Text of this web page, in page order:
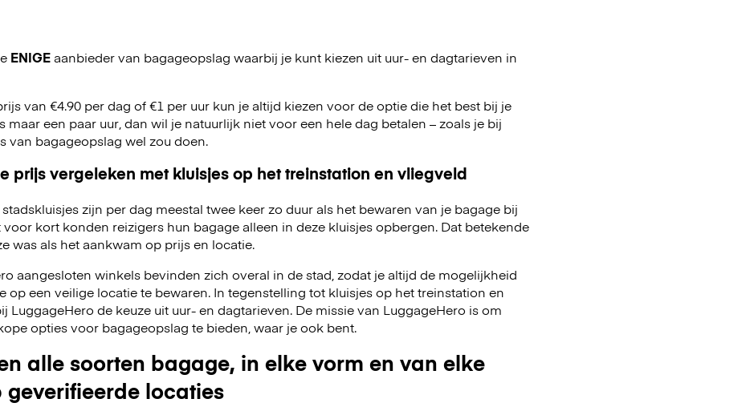
ENIGEaanbieder van bagageopslag waarbij je kunt kiezen uit uur- en dagtarieven in
van €4.90 per dag of €1 per uur kun je altijd kiezen voor de optie die het best bij je
maar een paar uur, dan wil je natuurlijk niet voor een hele dag betalen – zoals je bij
van bagageopslag wel zou doen.
prijs vergeleken met kluisjes op het treinstation en vliegveld
zijn per dag meestal twee keer zo duur als het bewaren van je bagage bij
voor kort konden reizigers hun bagage alleen in deze kluisjes opbergen. Dat betekende
was als het aankwam op prijs en locatie.
aangesloten winkels bevinden zich overal in de stad, zodat je altijd de mogelijkheid
op een veilige locatie te bewaren. In tegenstelling tot kluisjes op het treinstation en
LuggageHero de keuze uit uur- en dagtarieven. De missie van LuggageHero is om
opties voor bagageopslag te bieden, waar je ook bent.
alle soorten bagage, in elke vorm en van elke
geverifieerde locaties